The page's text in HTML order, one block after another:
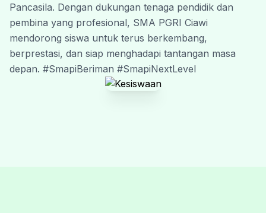
Pancasila. Dengan dukungan tenaga pendidik dan
pembina yang profesional, SMA PGRI Ciawi
mendorong siswa untuk terus berkembang,
berprestasi, dan siap menghadapi tantangan masa
depan. #SmapiBeriman #SmapiNextLevel